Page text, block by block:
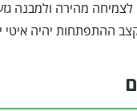
מהירה ולמבנה גזע
ההתפתחות יהיה איטי